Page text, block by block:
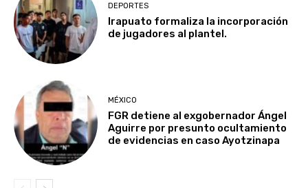
DEPORTES
Irapuato formaliza la incorporación
de jugadores al plantel.
MÉXICO
FGR detiene al exgobernador Ángel
Aguirre por presunto ocultamiento
de evidencias en caso Ayotzinapa